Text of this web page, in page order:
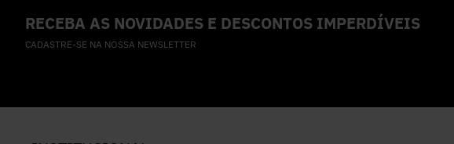
RECEBA AS NOVIDADES E DESCONTOS IMPERDÍVEIS
CADASTRE-SE NA NOSSA NEWSLETTER